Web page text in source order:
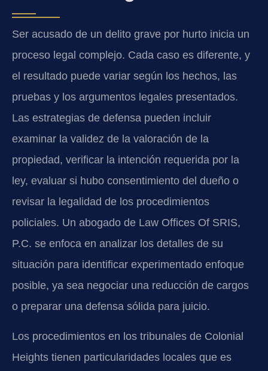
Ser acusado de un delito grave por hurto inicia un
proceso legal complejo. Cada caso es diferente, y
el resultado puede variar según los hechos, las
pruebas y los argumentos legales presentados.
Las estrategias de defensa pueden incluir
examinar la validez de la valoración de la
propiedad, verificar la intención requerida por la
ley, evaluar si hubo consentimiento del dueño o
revisar la legalidad de los procedimientos
policiales. Un abogado de Law Offices Of SRIS,
P.C. se enfoca en analizar los detalles de su
situación para identificar experimentado enfoque
posible, ya sea negociar una reducción de cargos
o preparar una defensa sólida para juicio.
Los procedimientos en los tribunales de Colonial
Heights tienen particularidades locales que es